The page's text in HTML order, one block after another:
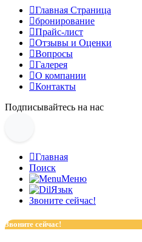
Главная Страница
бронирование
Прайс-лист
Отзывы и Оценки
Вопросы
Галерея
О компании
Контакты
Подписывайтесь на нас
Главная
Поиск
Меню
Язык
Звоните сейчас!
Звоните сейчас!